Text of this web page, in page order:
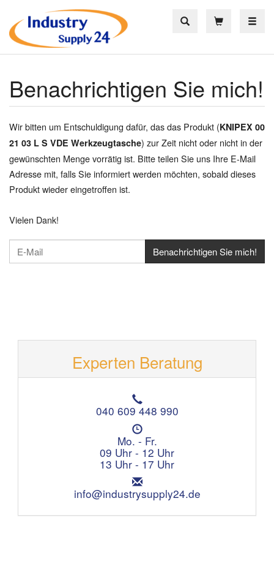
Benachrichtigen Sie mich!
Wir bitten um Entschuldigung dafür, das das Produkt (KNIPEX 00
21 03 L S VDE Werkzeugtasche) zur Zeit nicht oder nicht in der
gewünschten Menge vorrätig ist. Bitte teilen Sie uns Ihre E-Mail
Adresse mit, falls Sie informiert werden möchten, sobald dieses
Produkt wieder eingetroffen ist.
Vielen Dank!
Experten Beratung
T
e
e
o
n
:
040 609 448 990
Ö
f
n
u
n
g
Mo. - Fr.
09 Uhr - 12 Uhr
13 Uhr - 17 Uhr
E
m
i
info@industrysupply24.de